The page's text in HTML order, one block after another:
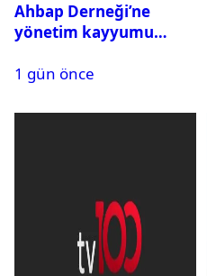
Ahbap Derneği’ne
yönetim kayyumu
açıldı
1 gün önce